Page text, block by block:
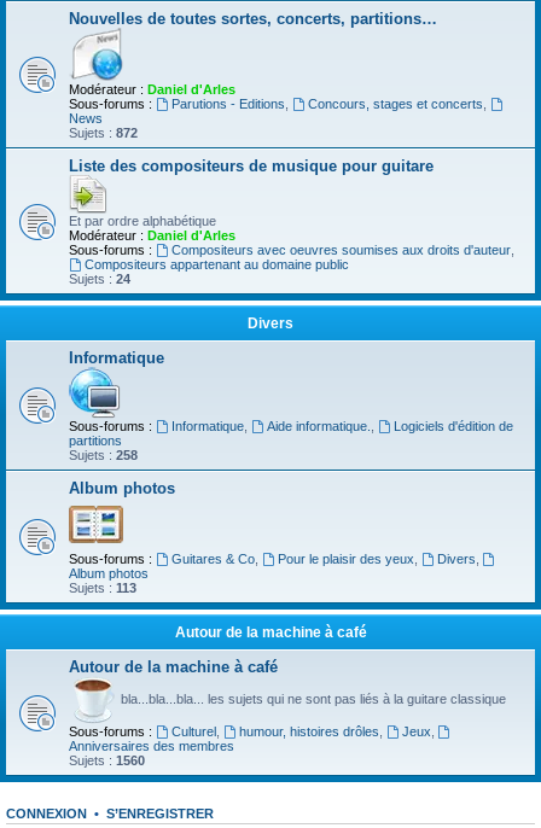
Nouvelles de toutes sortes, concerts, partitions…
Modérateur : Daniel d'Arles
Sous-forums :
Parutions - Editions Concours, stages et concerts
News
Sujets : 872
Liste des compositeurs de musique pour guitare
Et par ordre alphabétique
Modérateur : Daniel d'Arles
Sous-forums :
Compositeurs avec oeuvres soumises aux droits d'auteur,
Compositeurs appartenant au domaine public
Sujets : 24
Divers
Informatique
Sous-forums : Informatique, Aide informatique.
Logiciels d'édition de
partitions
Sujets : 258
Album photos
Sous-forums : Guitares & Co, Pour le plaisir des yeux Divers
Album photos
Sujets : 113
Autour de la machine à café
Autour de la machine à café
bla...bla...bla... les sujets qui ne sont pas liés à la guitare classique
Sous-forums : Culturel, humour, histoires drôles Jeux
Anniversaires des membres
Sujets : 1560
CONNEXION • S’ENREGISTRER